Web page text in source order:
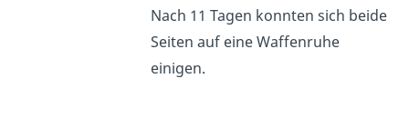
Nach 11 Tagen konnten sich beide
Seiten auf eine Waffenruhe
einigen.